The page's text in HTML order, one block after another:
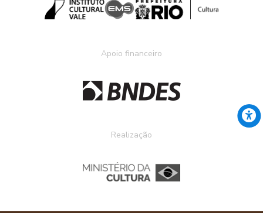
Apoio financeiro
Realização